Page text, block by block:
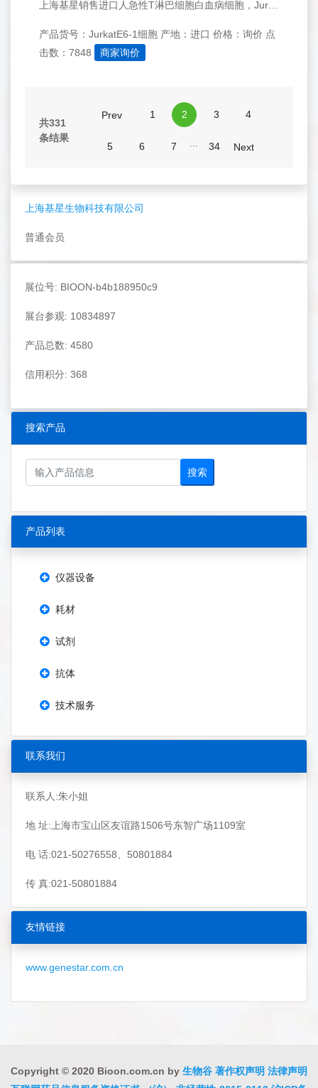
上海基星生物科技有限公司
普通会员
展位号: BIOON-b4b188950c9
展台参观: 10834897
产品总数: 4580
信用积分: 368
搜索产品
搜索
产品列表
仪器设备
耗材
试剂
抗体
技术服务
联系我们
联系人:朱小姐
地 址:上海市宝山区友谊路1506号东智广场1109室
电 话:021-50276558、50801884
传 真:021-50801884
友情链接
www.genestar.com.cn
产品货号：JurkatE6-1细胞 产地：进口 价格：询价 点
击数：7848
商家询价
共331
条结果
Prev 1 2 3 4
5 6 7 34 Next
Copyright © 2020 Bioon.com.cn by 生物谷 著作权声明 法律声明